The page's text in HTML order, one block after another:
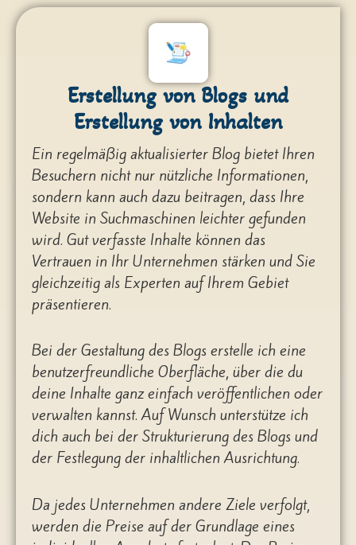
Erstellung von Blogs und
Erstellung von Inhalten
Ein regelmäßig aktualisierter Blog bietet Ihren
Besuchern nicht nur nützliche Informationen,
sondern kann auch dazu beitragen, dass Ihre
Website in Suchmaschinen leichter gefunden
wird. Gut verfasste Inhalte können das
Vertrauen in Ihr Unternehmen stärken und Sie
gleichzeitig als Experten auf Ihrem Gebiet
präsentieren.
Bei der Gestaltung des Blogs erstelle ich eine
benutzerfreundliche Oberfläche, über die du
deine Inhalte ganz einfach veröffentlichen oder
verwalten kannst. Auf Wunsch unterstütze ich
dich auch bei der Strukturierung des Blogs und
der Festlegung der inhaltlichen Ausrichtung.
Da jedes Unternehmen andere Ziele verfolgt,
werden die Preise auf der Grundlage eines